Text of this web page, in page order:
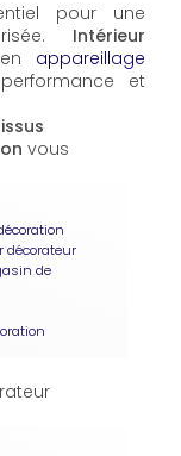
pour une
Intérieur
appareillage
et
vous
décorateur
de